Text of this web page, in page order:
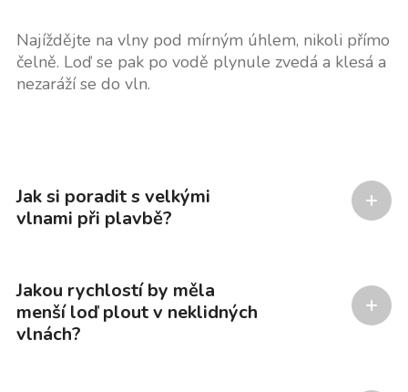
Najíždějte na vlny pod mírným úhlem, nikoli přímo
čelně. Loď se pak po vodě plynule zvedá a klesá a
nezaráží se do vln.
Jak si poradit s velkými
vlnami při plavbě?
Jakou rychlostí by měla
menší loď plout v neklidných
vlnách?